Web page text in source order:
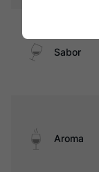
Sabor
Aroma